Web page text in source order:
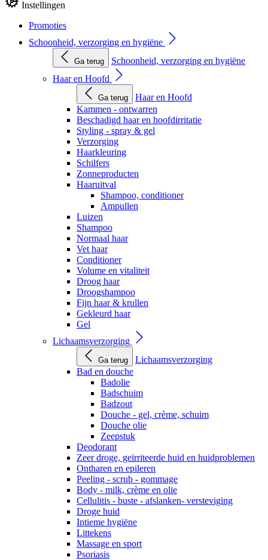
Instellingen
Promoties
Schoonheid, verzorging en hygiëne
Ga terug
Schoonheid, verzorging en hygiëne
Haar en Hoofd
Ga terug
Haar en Hoofd
Kammen - ontwarren
Beschadigd haar en hoofdirritatie
Styling - spray & gel
Verzorging
Haarkleuring
Schilfers
Zonneproducten
Haaruitval
Shampoo, conditioner
Ampullen
Luizen
Shampoo
Normaal haar
Vet haar
Conditioner
Volume en vitaliteit
Droog haar
Droogshampoo
Fijn haar & krullen
Gekleurd haar
Gel
Lichaamsverzorging
Ga terug
Lichaamsverzorging
Bad en douche
Badolie
Badschuim
Badzout
Douche - gel, crème, schuim
Douche olie
Zeepstuk
Deodorant
Zeer droge, geïrriteerde huid en huidproblemen
Ontharen en epileren
Peeling - scrub - gommage
Body - milk, crème en olie
Cellulitis - buste - afslanken- versteviging
Droge huid
Intieme hygiëne
Littekens
Massage en sport
Psoriasis